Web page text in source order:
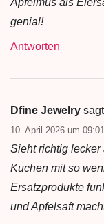
genial!
Antworten
Dfine Jewelry
10. April 2026 um
Sieht richtig lecker
Kuchen mit so
Ersatzprodukte
und Apfelsaft